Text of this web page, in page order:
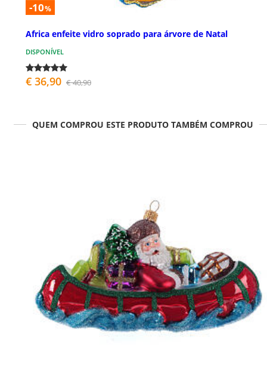
-10%
Africa enfeite vidro soprado para árvore de Natal
DISPONÍVEL
€ 36,90 € 40,90
QUEM COMPROU ESTE PRODUTO TAMBÉM COMPROU